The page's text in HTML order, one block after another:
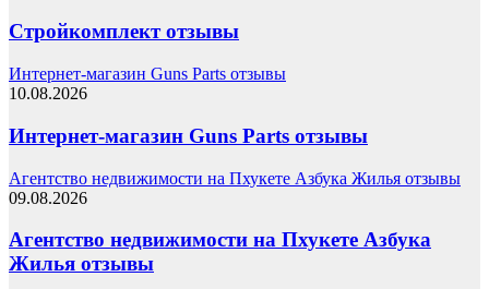
Стройкомплект отзывы
Интернет-магазин Guns Parts отзывы
10.08.2026
Интернет-магазин Guns Parts отзывы
Агентство недвижимости на Пхукете Азбука Жилья отзывы
09.08.2026
Агентство недвижимости на Пхукете Азбука
Жилья отзывы